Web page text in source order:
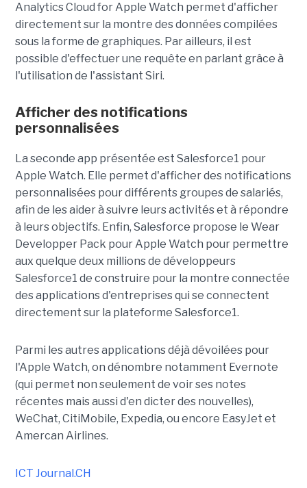
Analytics Cloud for Apple Watch permet d'afficher
directement sur la montre des données compilées
sous la forme de graphiques. Par ailleurs, il est
possible d'effectuer une requête en parlant grâce à
l'utilisation de l'assistant Siri.
Afficher des notifications
personnalisées
La seconde app présentée est Salesforce1 pour
Apple Watch. Elle permet d'afficher des notifications
personnalisées pour différents groupes de salariés,
afin de les aider à suivre leurs activités et à répondre
à leurs objectifs. Enfin, Salesforce propose le Wear
Developper Pack pour Apple Watch pour permettre
aux quelque deux millions de développeurs
Salesforce1 de construire pour la montre connectée
des applications d'entreprises qui se connectent
directement sur la plateforme Salesforce1.
Parmi les autres applications déjà dévoilées pour
l'Apple Watch, on dénombre notamment Evernote
(qui permet non seulement de voir ses notes
récentes mais aussi d'en dicter des nouvelles),
WeChat, CitiMobile, Expedia, ou encore EasyJet et
Amercan Airlines.
ICT Journal.CH